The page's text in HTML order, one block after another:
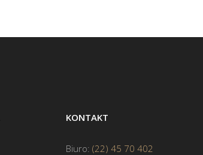
KONTAKT
Biuro: (22) 45 70 402